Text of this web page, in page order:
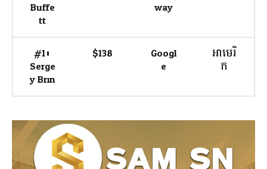
Buffe
tt
way
#10
Serge
y Brin
$138 Googl
e
អាមេរិ
ក